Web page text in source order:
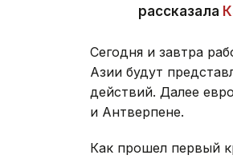
рассказала
Сегодня и завтра
Азии будут
действий. Далее
и Антверпене.
Как прошел первый